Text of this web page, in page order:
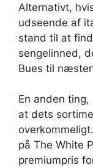
Alternativt,
udseende af
stand til at
sengelinned,
Bues til
En anden
at dets
på The White
premiumpris